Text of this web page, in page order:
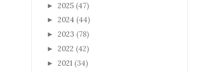
► 2025 (47)
► 2024 (44)
► 2023 (78)
► 2022 (42)
► 2021 (34)